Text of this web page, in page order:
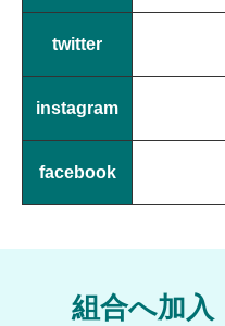
twitter
instagram
facebook
組合へ加入